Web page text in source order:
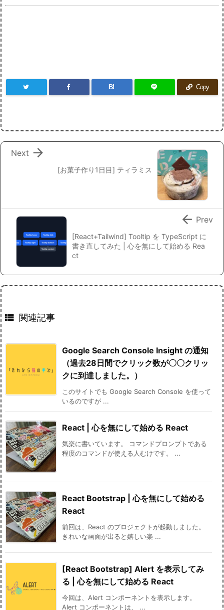
B! Copy
[お菓子作り1日目] ティラミス

Next
[React+Tailwind] Tooltip を TypeScript に
書き直してみた | 心を無にして始める Rea
ct
 Prev
 関連記事
Google Search Console Insight の通知
（過去28日間でクリック数が〇〇クリッ
クに到達しました。）
このサイトでも Google Search Console を使って
いるのですが ...
React | 心を無にして始める React
気楽に書いています。 コマンドプロンプトである
程度のコマンドが使える人むけです。 ...
React Bootstrap | 心を無にして始める
React
前回は、React のプロジェクトが起動しました。
きれいな画面が出ると嬉しい楽 ...
[React Bootstrap] Alert を表示してみ
る | 心を無にして始める React
今回は、Alert コンポーネントを表示します。
Alert コンポーネントは、 ...